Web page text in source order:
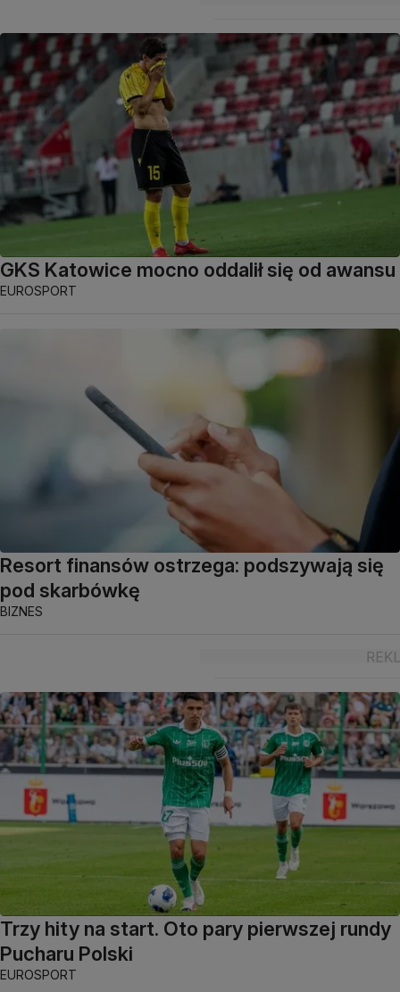
GKS Katowice mocno oddalił się od awansu
EUROSPORT
Resort finansów ostrzega: podszywają się
pod skarbówkę
BIZNES
Trzy hity na start. Oto pary pierwszej rundy
Pucharu Polski
EUROSPORT